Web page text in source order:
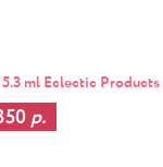
ml Eclectic Products
р.